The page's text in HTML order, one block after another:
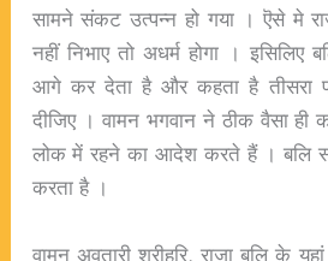
सामने संकट उत्पन्न हो गया । ऎसे मे
नहीं निभाए तो अधर्म होगा । इसिलिए
आगे कर देता है और कहता है तीसरा
दीजिए । वामन भगवान ने ठीक वैसा
लोक में रहने का आदेश करते हैं । बलि
करता है ।
वामन अवतारी श्रीहरि, राजा बलि के